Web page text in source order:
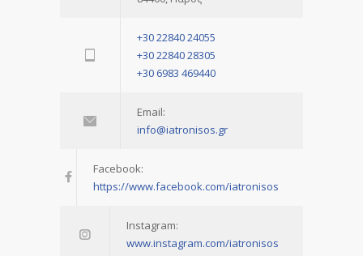
+30 22840 24055
+30 22840 28305
+30 6983 469440
Email:
info@iatronisos.gr
Facebook:
https://www.facebook.com/iatronisos
Instagram:
www.instagram.com/iatronisos